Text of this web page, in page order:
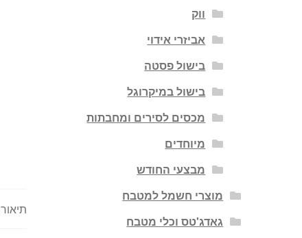
תיאור
ווק
אביזרי אידוי
בישול פסטה
בישול במיקרוגל
מכסים לסירים ומחבתות
מיוחדים
מבצעי החודש
מוצרי חשמל למטבח
גאדג'טס וכלי מטבח